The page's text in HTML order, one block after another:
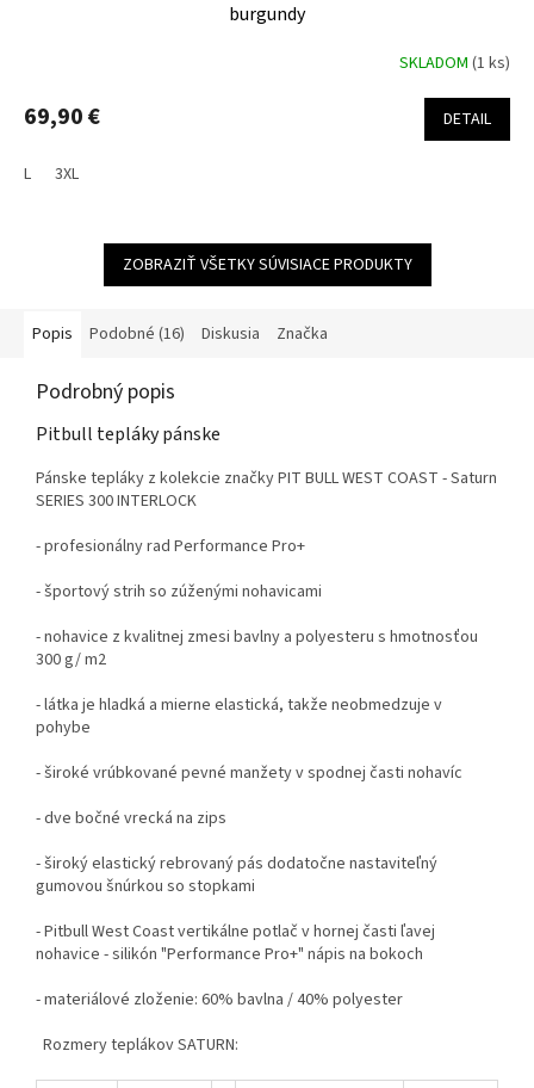
burgundy
SKLADOM (1 ks)
69,90 € DETAIL
L 3XL
ZOBRAZIŤ VŠETKY SÚVISIACE PRODUKTY
Popis Podobné (16) Diskusia Značka
Podrobný popis
Pitbull tepláky pánske
Pánske tepláky z kolekcie značky PIT BULL WEST COAST - Saturn
SERIES 300 INTERLOCK
- profesionálny rad Performance Pro+
- športový strih so zúženými nohavicami
- nohavice z kvalitnej zmesi bavlny a polyesteru s hmotnosťou
300 g/ m2
- látka je hladká a mierne elastická, takže neobmedzuje v
pohybe
- široké vrúbkované pevné manžety v spodnej časti nohavíc
- dve bočné vrecká na zips
- široký elastický rebrovaný pás dodatočne nastaviteľný
gumovou šnúrkou so stopkami
- Pitbull West Coast vertikálne potlač v hornej časti ľavej
nohavice - silikón "Performance Pro+" nápis na bokoch
- materiálové zloženie: 60% bavlna / 40% polyester
Rozmery teplákov SATURN: